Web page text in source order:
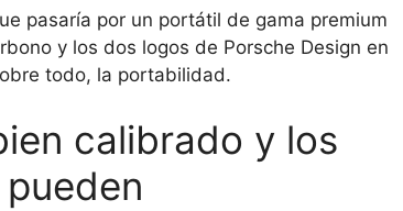
pasaría por un portátil de gama premium
y los dos logos de Porsche Design en
todo, la portabilidad.
calibrado y los